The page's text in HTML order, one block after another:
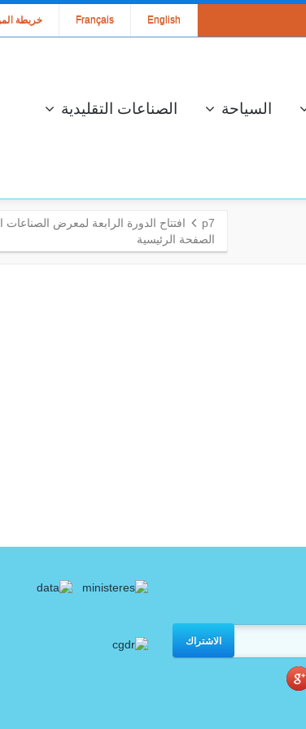
خريطة Français English
السياحة الصناعات التقليدية
p7
افتتاح الدورة الرابعة لمعرض الصناعات
الصفحة الرئيسية
الاشتراك